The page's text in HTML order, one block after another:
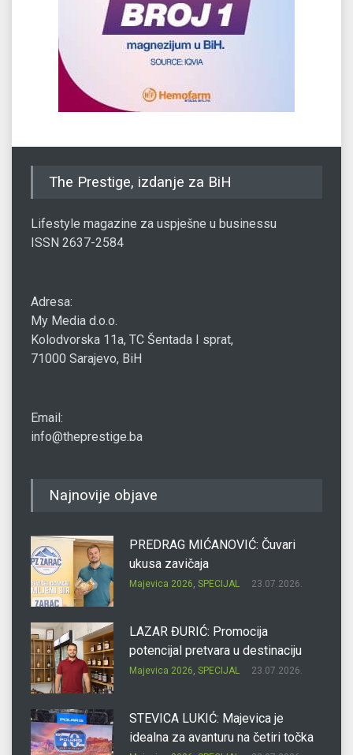
The Prestige, izdanje za BiH
Lifestyle magazine za uspješne u businessu
ISSN 2637-2584
Adresa:
My Media d.o.o.
Kolodvorska 11a, TC Šentada I sprat,
71000 Sarajevo, BiH
Email:
info@theprestige.ba
Najnovije objave
PREDRAG MIĆANOVIĆ: Čuvari
ukusa zavičaja
Majevica 2026, SPECIJAL 23.07.2026.
LAZAR ĐURIĆ: Promocija
potencijal pretvara u destinaciju
Majevica 2026, SPECIJAL 23.07.2026.
STEVICA LUKIĆ: Majevica je
idealna za avanturu na četiri točka